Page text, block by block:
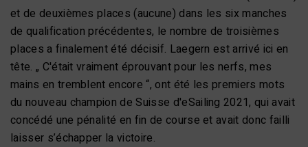
et de deuxièmes places (aucune) dans les six manches
de qualification précédentes, le nombre de troisièmes
places a finalement été décisif. Laegern est arrivé ici en
tête. „ C'était vraiment éprouvant pour les nerfs, mes
mains en tremblent encore “, ont été les premiers mots
du nouveau champion de Suisse d'eSailing 2021, qui avait
concédé une pénalité en fin de course et avait donc failli
laisser s’échapper la victoire.